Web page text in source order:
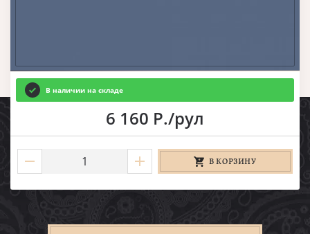
В наличии на складе
6 160 Р./рул
В КОРЗИНУ